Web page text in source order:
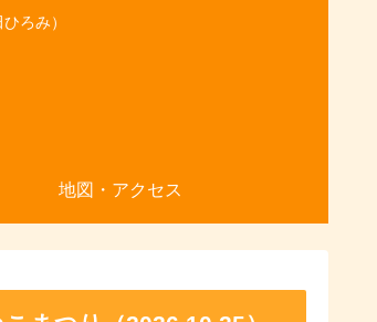
ろみ）
地図・アクセス